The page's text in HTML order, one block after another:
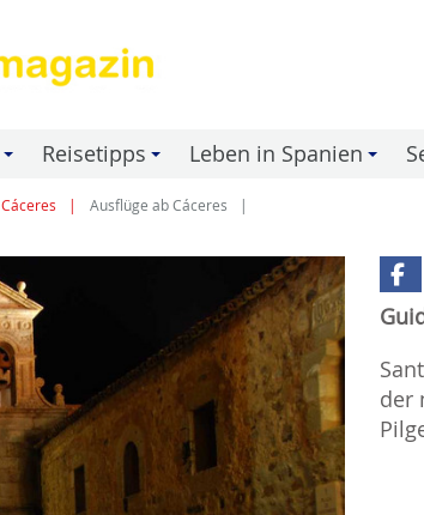
Reisetipps Leben in Spanien
Cáceres Ausflüge ab Cáceres
der